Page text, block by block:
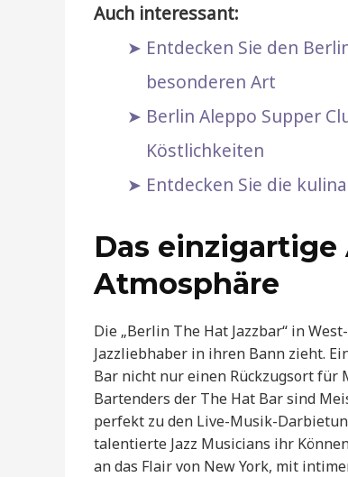
Auch interessant:
Entdecken Sie den
besonderen Art
Berlin Aleppo Supper
Köstlichkeiten
Entdecken Sie die
Das
Atmosphäre
Die „Berlin The Hat Jazzbar“ in
Jazzliebhaber in ihren Bann zieht.
Bar nicht nur einen Rückzugsort für
Bartenders der The Hat Bar sind
perfekt zu den Live-Musik-
talentierte Jazz Musicians ihr
an das Flair von New York, mit